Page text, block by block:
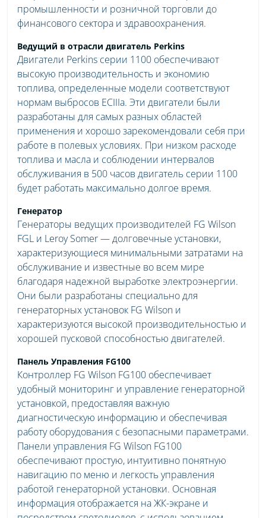
промышленности и розничной торговли до
финансового сектора и здравоохранения.
Ведущий в отрасли двигатель Perkins
Двигатели Perkins серии 1100 обеспечивают
высокую производительность и экономию
топлива, определенные модели соответствуют
нормам выбросов ЕСIIIа. Эти двигатели были
разработаны для самых разных областей
применения и хорошо зарекомендовали себя при
работе в полевых условиях. При низком расходе
топлива и масла и соблюдении интервалов
обслуживания в 500 часов двигатель серии 1100
будет работать максимально долгое время.
Генератор
Генераторы ведущих производителей FG Wilson
FGL и Leroy Somer ― долговечные установки,
характеризующиеся минимальными затратами на
обслуживание и известные во всем мире
благодаря надежной выработке электроэнергии.
Они были разработаны специально для
генераторных установок FG Wilson и
характеризуются высокой производительностью и
хорошей пусковой способностью двигателей.
Панель Управления FG100
Контроллер FG Wilson FG100 обеспечивает
удобный мониторинг и управление генераторной
установкой, предоставляя важную
диагностическую информацию и обеспечивая
работу оборудования с безопасными параметрами.
Панели управления FG Wilson FG100
обеспечивают простую, интуитивно понятную
навигацию по меню и легкость управления
работой генераторной установки. Основная
информация отображается на ЖК-экране и